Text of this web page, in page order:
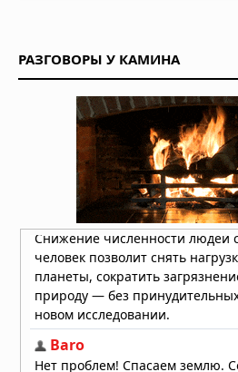
Вчера в 09:06
Магнитное
Вчера в 08:24
Секрет
есть особые
Вчера в 08:11
слабых
выяснили
Вчера в 08:08
супер-Эль-
РАЗГОВОРЫ У КАМИНА